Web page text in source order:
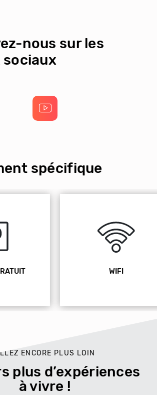
spécifique
WIFI
nous sur les
sociaux
ENCORE PLUS LOIN
plus d’expériences
à vivre !